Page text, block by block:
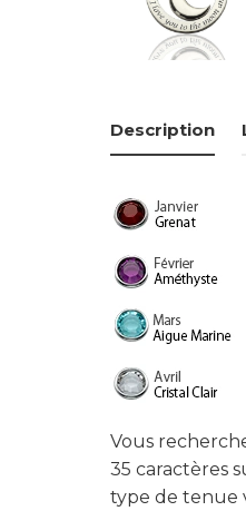
Description
Vous
35 caractères
type de tenue